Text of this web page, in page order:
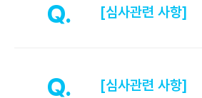
[심사관련 사항]
[심사관련 사항]